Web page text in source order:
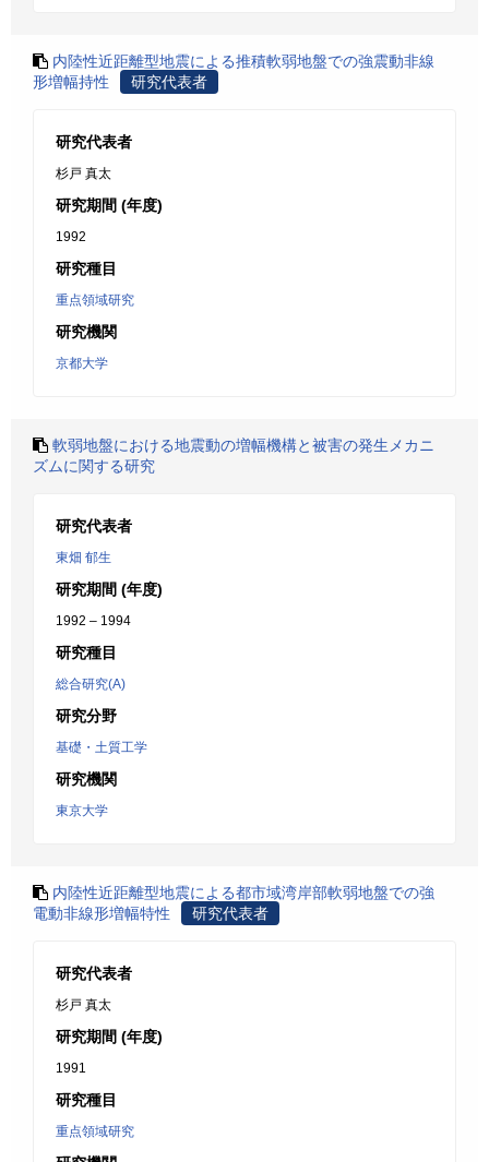
内陸性近距離型地震による推積軟弱地盤での強震動非線
形増幅持性
研究代表者
研究代表者
杉戸 真太
研究期間 (年度)
1992
研究種目
重点領域研究
研究機関
京都大学
軟弱地盤における地震動の増幅機構と被害の発生メカニ
ズムに関する研究
研究代表者
東畑 郁生
研究期間 (年度)
1992 – 1994
研究種目
総合研究(A)
研究分野
基礎・土質工学
研究機関
東京大学
内陸性近距離型地震による都市域湾岸部軟弱地盤での強
電動非線形増幅特性
研究代表者
研究代表者
杉戸 真太
研究期間 (年度)
1991
研究種目
重点領域研究